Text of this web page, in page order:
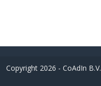
Copyright 2026 - CoAdIn B.V.